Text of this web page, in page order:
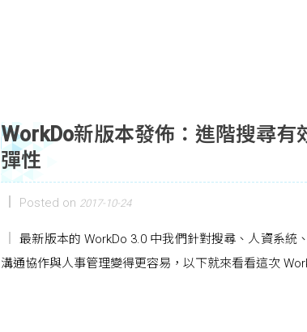
WorkDo新版本發佈：進階搜尋有
彈性
Posted on 2017-10-24
最新版本的 WorkDo 3.0 中我們針對搜尋、人資系統
溝通協作與人事管理變得更容易，以下就來看看這次